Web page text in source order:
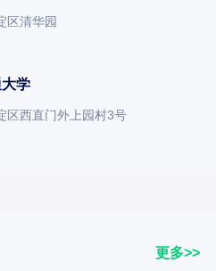
区清华园
学
区西直门外上园村3号
更多>>